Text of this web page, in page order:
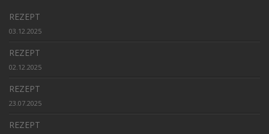
REZEPT
03.12.2025
REZEPT
02.12.2025
REZEPT
23.07.2025
REZEPT